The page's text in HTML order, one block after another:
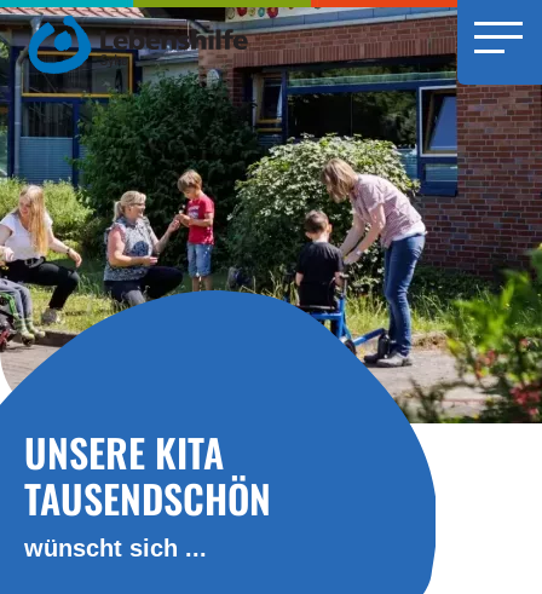
UNSERE KITA
TAUSENDSCHÖN
wünscht sich ...